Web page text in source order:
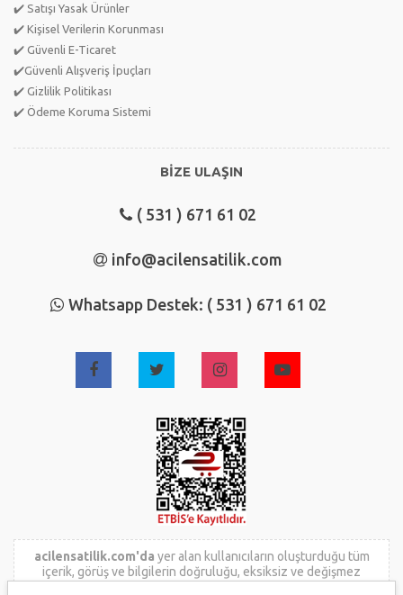
✔️ Satışı Yasak Ürünler
✔️ Kişisel Verilerin Korunması
✔️ Güvenli E-Ticaret
✔️Güvenli Alışveriş İpuçları
✔️ Gizlilik Politikası
✔️ Ödeme Koruma Sistemi
BİZE ULAŞIN
( 531 ) 671 61 02
info@acilensatilik.com
Whatsapp Destek: ( 531 ) 671 61 02
acilensatilik.com'da yer alan kullanıcıların oluşturduğu tüm
içerik, görüş ve bilgilerin doğruluğu, eksiksiz ve değişmez